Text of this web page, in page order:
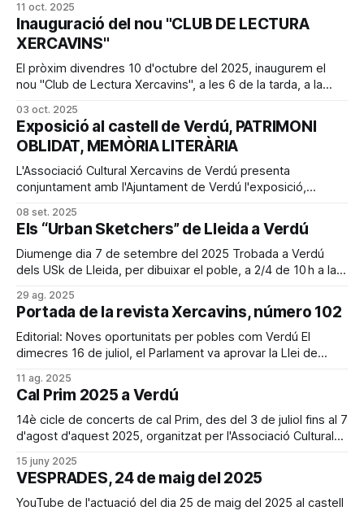
nit, CONCERT ACÚSTIC amb ESCORÇA Els que vulgueu venir
al sopar, us podeu apuntar
11 oct. 2025
Inauguració del nou "CLUB DE LECTURA
XERCAVINS"
El pròxim divendres 10 d'octubre del 2025, inaugurem el
nou "Club de Lectura Xercavins", a les 6 de la tarda, a la
Tarés. Per a tan destacat esdeveniment, contarem a 2/4 de
7 de la
03 oct. 2025
Exposició al castell de Verdú, PATRIMONI
OBLIDAT, MEMÒRIA LITERÀRIA
L'Associació Cultural Xercavins de Verdú presenta
conjuntament amb l'Ajuntament de Verdú l'exposició,
projecte de la Coordinadora de Centres d'Estudis de Parla
Catalana (CCEPC) i l'Institut Ramon Muntaner (IRMU).
Inaugurada el diumenge
08 set. 2025
Els “Urban Sketchers” de Lleida a Verdú
Diumenge dia 7 de setembre del 2025 Trobada a Verdú
dels USk de Lleida, per dibuixar el poble, a 2/4 de 10 h a la
https://www.facebook.com/groups/dibuixalleida/
https://www.instagram.com/usklleida/ Qui són els Urban
Sketchers (USk)?, són un grup de persones,
29 ag. 2025
Portada de la revista Xercavins, número 102
Editorial: Noves oportunitats per pobles com Verdú El
dimecres 16 de juliol, el Parlament va aprovar la Llei de
i protegir la realitat dels petits pobles. Aquesta normativa
pretén deixar enrere la visió que aquestes comunitats són
només un record
11 ag. 2025
Cal Prim 2025 a Verdú
14è cicle de concerts de cal Prim, des del 3 de juliol fins al 7
d'agost d'aquest 2025, organitzat per l'Associació Cultural
15 juny 2025
VESPRADES, 24 de maig del 2025
YouTube de l'actuació del dia 25 de maig del 2025 al castell